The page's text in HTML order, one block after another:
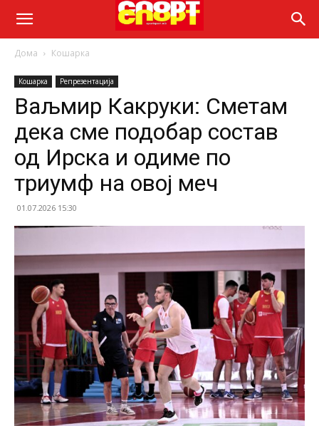
Дома Кошарка
Кошарка Репрезентација
Ваљмир Какруки: Сметам
дека сме подобар состав
од Ирска и одиме по
триумф на овој меч
01.07.2026 15:30